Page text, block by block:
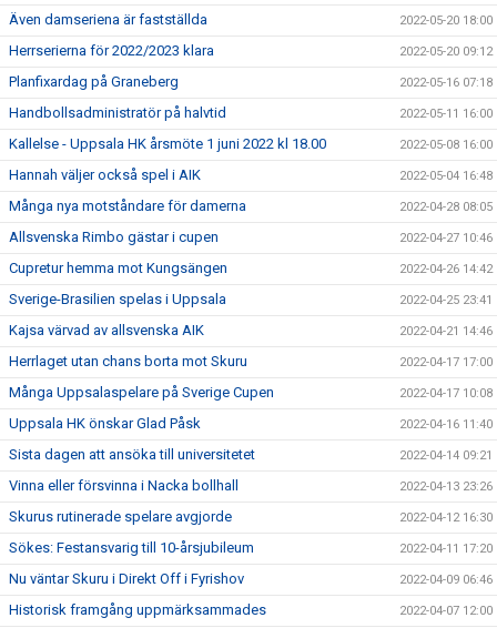
Även damseriena är fastställda 2022-05-20 18:00
Herrserierna för 2022/2023 klara 2022-05-20 09:12
Planfixardag på Graneberg 2022-05-16 07:18
Handbollsadministratör på halvtid 2022-05-11 16:00
Kallelse - Uppsala HK årsmöte 1 juni 2022 kl 18.00 2022-05-08 16:00
Hannah väljer också spel i AIK 2022-05-04 16:48
Många nya motståndare för damerna 2022-04-28 08:05
Allsvenska Rimbo gästar i cupen 2022-04-27 10:46
Cupretur hemma mot Kungsängen 2022-04-26 14:42
Sverige-Brasilien spelas i Uppsala 2022-04-25 23:41
Kajsa värvad av allsvenska AIK 2022-04-21 14:46
Herrlaget utan chans borta mot Skuru 2022-04-17 17:00
Många Uppsalaspelare på Sverige Cupen 2022-04-17 10:08
Uppsala HK önskar Glad Påsk 2022-04-16 11:40
Sista dagen att ansöka till universitetet 2022-04-14 09:21
Vinna eller försvinna i Nacka bollhall 2022-04-13 23:26
Skurus rutinerade spelare avgjorde 2022-04-12 16:30
Sökes: Festansvarig till 10-årsjubileum 2022-04-11 17:20
Nu väntar Skuru i Direkt Off i Fyrishov 2022-04-09 06:46
Historisk framgång uppmärksammades 2022-04-07 12:00